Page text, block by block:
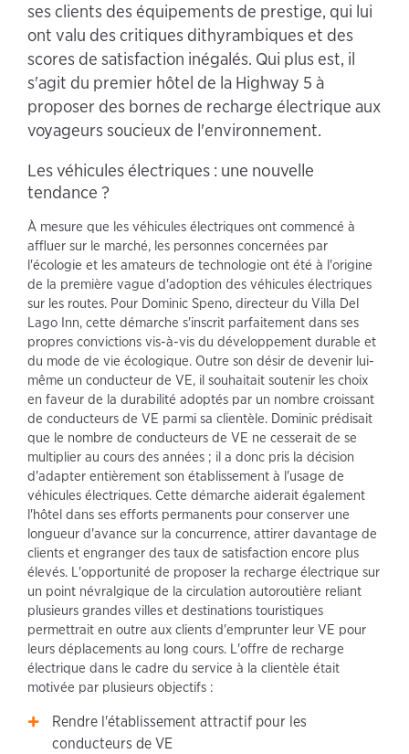
ses clients des équipements de prestige, qui lui
ont valu des critiques dithyrambiques et des
scores de satisfaction inégalés. Qui plus est, il
s'agit du premier hôtel de la Highway 5 à
proposer des bornes de recharge électrique aux
voyageurs soucieux de l'environnement.
Les véhicules électriques : une nouvelle
tendance ?
À mesure que les véhicules électriques ont commencé à
affluer sur le marché, les personnes concernées par
l'écologie et les amateurs de technologie ont été à l'origine
de la première vague d'adoption des véhicules électriques
sur les routes. Pour Dominic Speno, directeur du Villa Del
Lago Inn, cette démarche s'inscrit parfaitement dans ses
propres convictions vis-à-vis du développement durable et
du mode de vie écologique. Outre son désir de devenir lui-
même un conducteur de VE, il souhaitait soutenir les choix
en faveur de la durabilité adoptés par un nombre croissant
de conducteurs de VE parmi sa clientèle. Dominic prédisait
que le nombre de conducteurs de VE ne cesserait de se
multiplier au cours des années ; il a donc pris la décision
d'adapter entièrement son établissement à l'usage de
véhicules électriques. Cette démarche aiderait également
l'hôtel dans ses efforts permanents pour conserver une
longueur d'avance sur la concurrence, attirer davantage de
clients et engranger des taux de satisfaction encore plus
élevés. L'opportunité de proposer la recharge électrique sur
un point névralgique de la circulation autoroutière reliant
plusieurs grandes villes et destinations touristiques
permettrait en outre aux clients d'emprunter leur VE pour
leurs déplacements au long cours. L'offre de recharge
électrique dans le cadre du service à la clientèle était
motivée par plusieurs objectifs :
Rendre l'établissement attractif pour les
conducteurs de VE